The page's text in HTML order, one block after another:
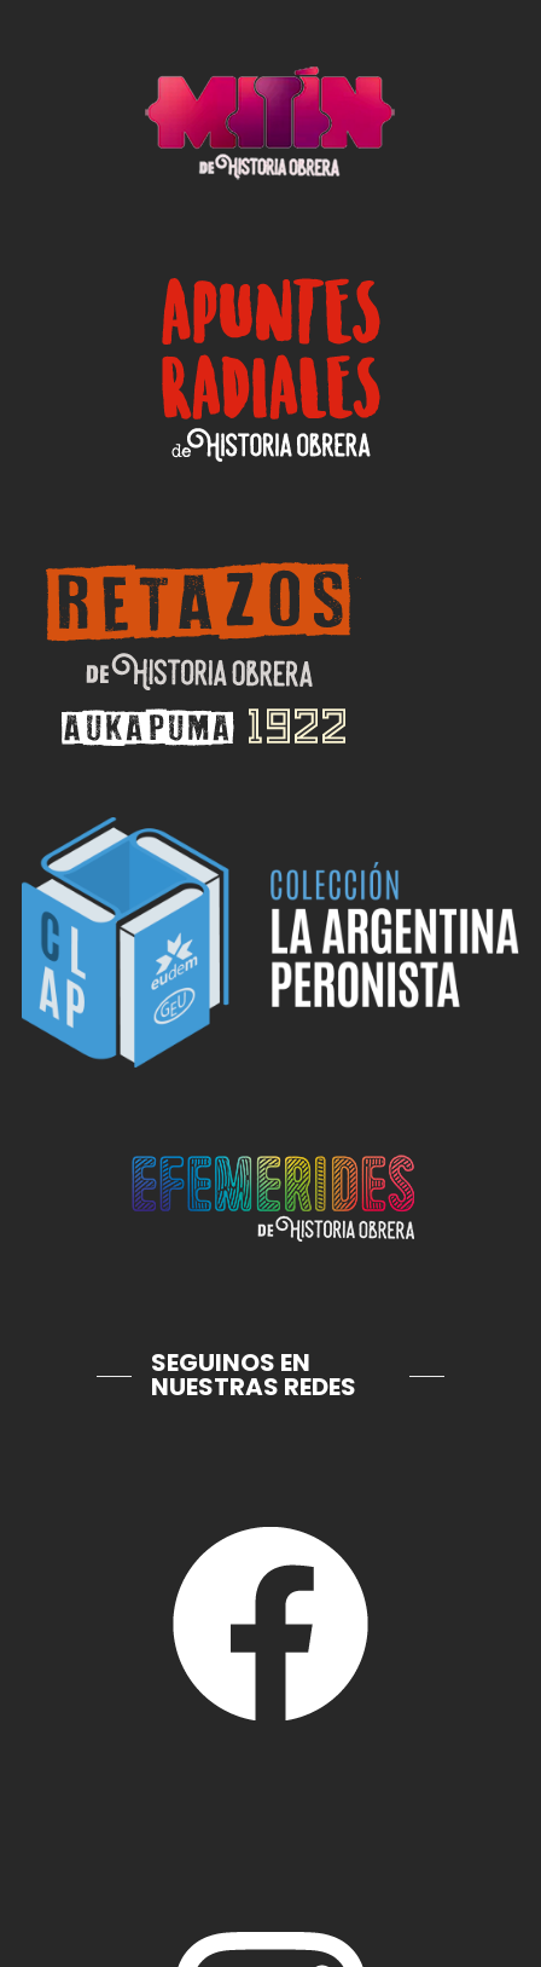
SEGUINOS EN
NUESTRAS REDES